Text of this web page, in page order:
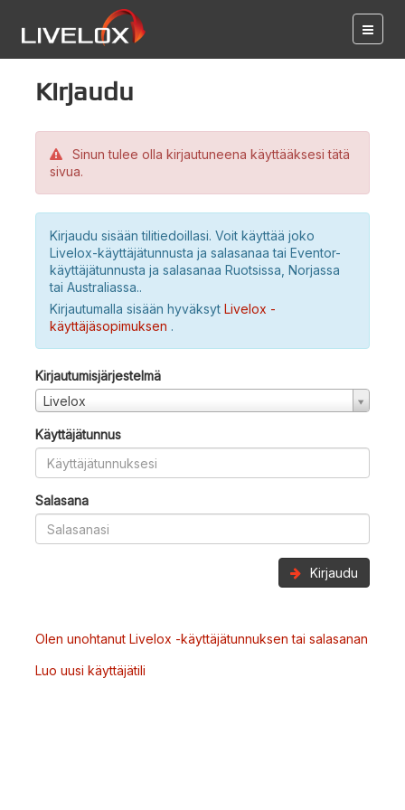
Kirjaudu
Sinun tulee olla kirjautuneena käyttääksesi tätä
sivua.
Kirjaudu sisään tilitiedoillasi. Voit käyttää joko
Livelox-käyttäjätunnusta ja salasanaa tai Eventor-
käyttäjätunnusta ja salasanaa Ruotsissa, Norjassa
tai Australiassa..
Kirjautumalla sisään hyväksyt Livelox -
käyttäjäsopimuksen .
Kirjautumisjärjestelmä
Livelox
Käyttäjätunnus
Salasana
Kirjaudu
Olen unohtanut Livelox -käyttäjätunnuksen tai salasanan
Luo uusi käyttäjätili